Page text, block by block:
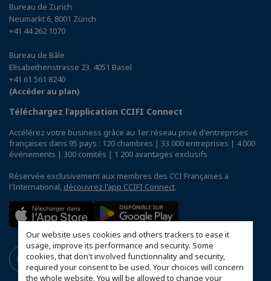
Our website uses cookies and others trackers to ease it
usage, improve its performance and security. Some
cookies, that don't involved functionnality and security,
required your consent to be used. Your choices will concern
the whole website. You will be allowed to change your
Bureau de Zurich
Neumarkt 6, 8001 Zürich
+41 44 262 1070
Bureau de Bâle
Elisabethenstrasse 23, 4051 Basel
+41 61 561 8240
(Accéder au plan)
Téléchargez l’application CCIFI Connect
Accélérez votre business grâce au 1er réseau privé d'entreprises
françaises dans 95 pays : 120 chambres | 33 000 entreprises | 4 000
événements | 300 comités | 1 200 avantages exclusifs
Réservée exclusivement aux membres des CCI Françaises à
l'International, découvrez l'app CCIFI Connect.